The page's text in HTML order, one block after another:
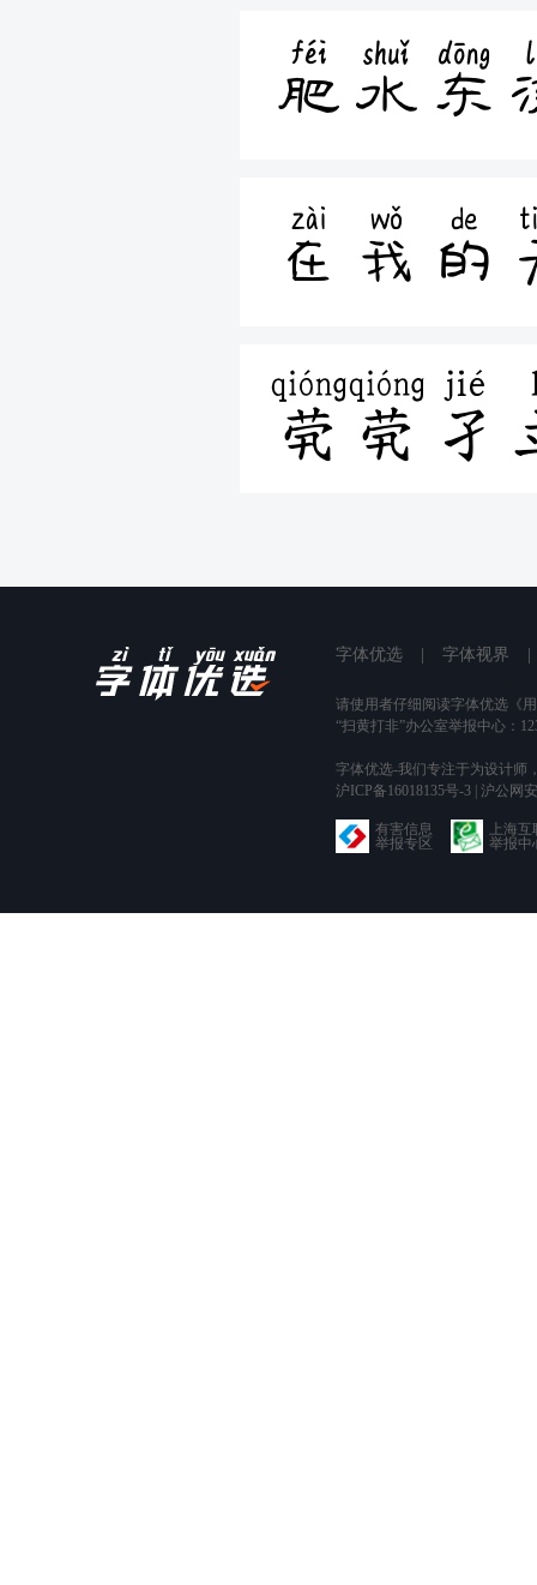
肥水东
在我的
茕茕孑
字体优选 字体视界
请使用者仔细阅读字体优选 《
“扫黄打非”办公室举报中心：
字体优选-我们专注于为设计师
沪ICP备16018135号-3 | 沪公网
有害信息
举报专区
上海
举报中